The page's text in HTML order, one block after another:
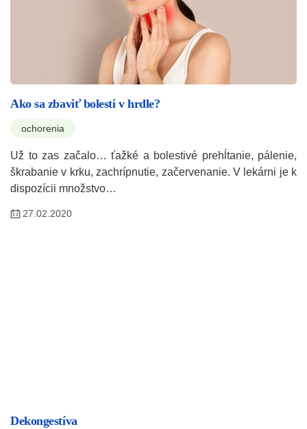
Ako sa zbaviť bolesti v hrdle?
ochorenia
Už to zas začalo… ťažké a bolestivé prehĺtanie, pálenie,
škrabanie v krku, zachrípnutie, začervenanie. V lekárni je k
dispozícii množstvo…
27.02.2020
Dekongestíva